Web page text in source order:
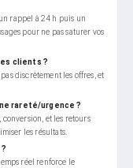
rappel à 24 h puis un
pour ne pas saturer vos
clients ?
discrètement les offres, et
rareté/urgence ?
et les retours
les résultats.
réel renforce le